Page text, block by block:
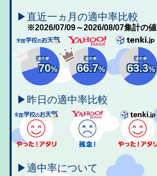
▶直近一ヵ月の適中率比較
※2026/07/09～2026/08/07集計の値
適中率
70%
適中率
66.7%
適中率
63.3%
▶昨日の適中率比較
▶適中率について